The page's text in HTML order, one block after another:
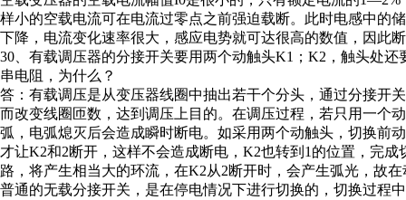
样小的空载电流可在电流过零点之前强迫载断。此时电感中的
下降，电流变化速率很大，感应电势就可达很高的数值，因此
30、有载调压器的分接开关要用两个动触头K1；K2，触头处
串电阻，为什么？
答：有载调压是从变压器线圈中抽出若干个分头，通过分接开
而改变线圈匝数，达到调压上目的。在调压过程，若只用一个
弧，电弧熄灭后会造成瞬时断电。如采用两个动触头，切换前
才让K2和2断开，这样不会造成断电，K2也转到1的位置，
路，将产生相当大的环流，在K2从2断开时，会产生弧光，故
普通的无载分接开关，是在停电情况下进行切换的，切换过程